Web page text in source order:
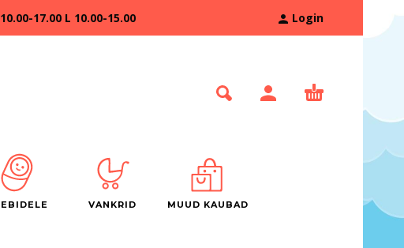
17.00 L 10.00-15.00 Login
VANKRID MUUD KAUBAD